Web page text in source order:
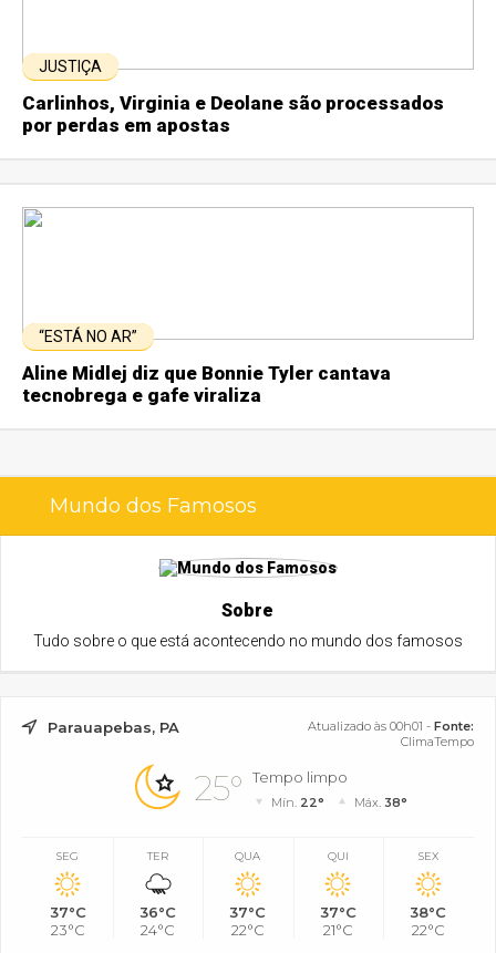
JUSTIÇA
Carlinhos, Virginia e Deolane são processados
por perdas em apostas
“ESTÁ NO AR”
Aline Midlej diz que Bonnie Tyler cantava
tecnobrega e gafe viraliza
Mundo dos Famosos
Sobre
Tudo sobre o que está acontecendo no mundo dos famosos
Parauapebas, PA Atualizado às 00h01 - Fonte:
ClimaTempo
25° Tempo limpo
Mín. 22° Máx. 38°
SEG
37°C
23°C
TER
36°C
24°C
QUA
37°C
22°C
QUI
37°C
21°C
SEX
38°C
22°C